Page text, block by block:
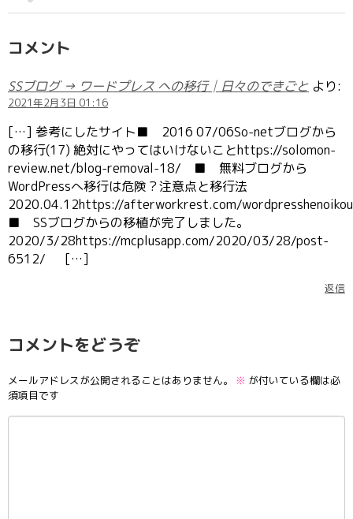
コメント
SSブログ → ワードプレス への移行│日々のできごと より:
2021年2月3日 01:16
[…] 参考にしたサイト■ 2016 07/06So-netブログから
の移行(17) 絶対にやってはいけないことhttps://solomon-
review.net/blog-removal-18/ ■ 無料ブログから
WordPressへ移行は危険？注意点と移行法
2020.04.12https://afterworkrest.com/
■ SSブログからの移植が完了しました。
2020/3/28https://mcplusapp.com/2020/03/28/post-
6512/ […]
返信
コメントをどうぞ
メールアドレスが公開されることはありません。 ※ が付いている欄は必
須項目です